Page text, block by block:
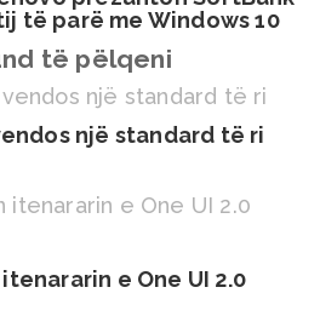
të parë me Windows 10
të pëlqeni
një standard të ri
e One UI 2.0